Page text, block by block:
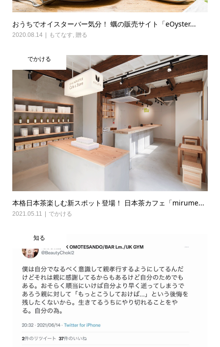
おうちでオイスターバー気分！ 蠣の販売サイト「eOyster...
2020.08.14 もてなす, 贈る
でかける
本格日本茶楽しむ新スポット登場！ 日本茶カフェ「mirume...
2021.05.11 でかける
知る